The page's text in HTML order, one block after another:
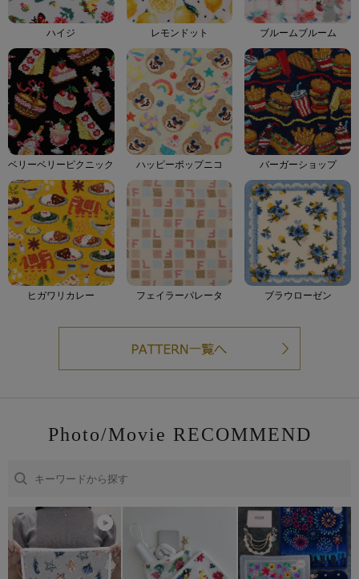
ハイジ レモンドット ブルームブルーム
ベリーベリーピクニック ハッピーポップニコ バーガーショップ
ヒガワリカレー フェイラーパレータ ブラウローゼン
Photo/Movie RECOMMEND